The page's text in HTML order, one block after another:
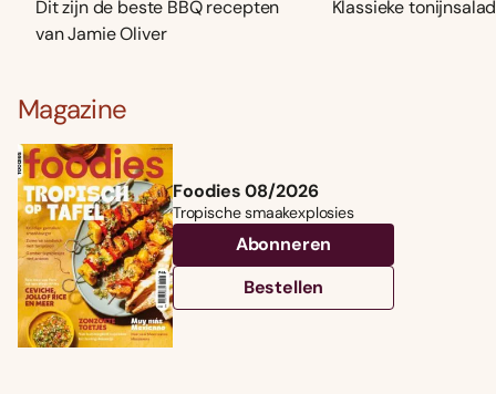
Dit zijn de beste BBQ recepten
van Jamie Oliver
Klassieke
Magazine
Foodies 08/2026
Tropische smaakexplosies
Abonneren
Bestellen